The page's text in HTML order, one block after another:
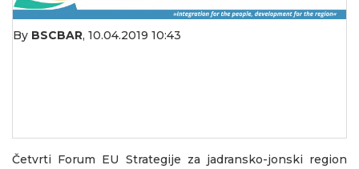
By BSCBAR, 10.04.2019 10:43
Četvrti Forum EU Strategije za jadransko-jonski region